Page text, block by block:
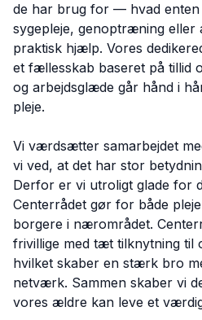
de har brug for — hvad enten
sygepleje, genoptræning
praktisk hjælp. Vores
et fællesskab baseret på
og arbejdsglæde går hånd i
pleje.
Vi værdsætter samarbejdet
vi ved, at det har stor
Derfor er vi utroligt glade for
Centerrådet gør for både
borgere i nærområdet.
frivillige med tæt tilknytning til
hvilket skaber en stærk bro
netværk. Sammen skaber vi
vores ældre kan leve et